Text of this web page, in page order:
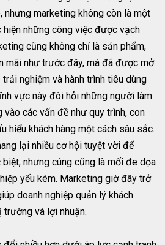
nhưng marketing không còn là một
hiện những công việc được vạch
cũng không chỉ là sản phẩm,
mãi như trước đây, mà đã được mở
nghiệm và hành trình tiêu dùng
vực này đòi hỏi những người làm
các vấn đề như quy trình, con
hiểu khách hàng một cách sâu sắc.
lại nhiều cơ hội tuyệt vời để
nhưng cúng cũng là mối đe dọa
yếu kém. Marketing giờ đây trở
doanh nghiệp quản lý khách
trường và lợi nhuận.